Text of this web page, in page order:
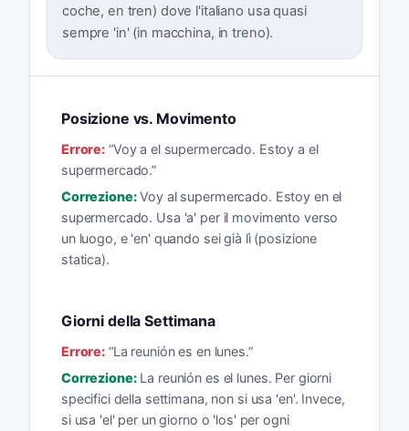
coche, en tren) dove l'italiano usa quasi
sempre 'in' (in macchina, in treno).
Posizione vs. Movimento
Errore: “Voy a el supermercado. Estoy a el
supermercado.”
Correzione: Voy al supermercado. Estoy en el
supermercado. Usa 'a' per il movimento verso
un luogo, e 'en' quando sei già lì (posizione
statica).
Giorni della Settimana
Errore: “La reunión es en lunes.”
Correzione: La reunión es el lunes. Per giorni
specifici della settimana, non si usa 'en'. Invece,
si usa 'el' per un giorno o 'los' per ogni